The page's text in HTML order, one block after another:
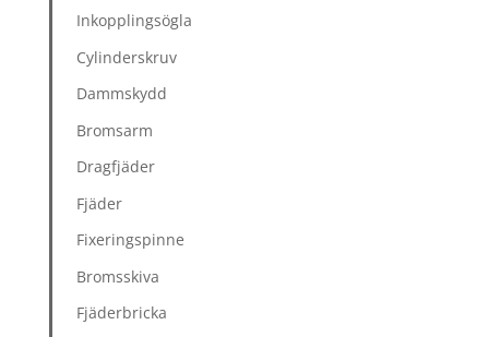
Inkopplingsögla
Cylinderskruv
Dammskydd
Bromsarm
Dragfjäder
Fjäder
Fixeringspinne
Bromsskiva
Fjäderbricka